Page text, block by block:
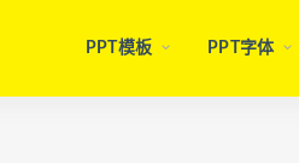
PPT模板 PPT字体